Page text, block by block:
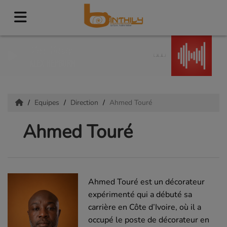
Equipes Direction Ahmed Touré
Ahmed Touré
Ahmed Touré est un décorateur
expérimenté qui a débuté sa
carrière en Côte d’Ivoire, où il a
occupé le poste de décorateur en